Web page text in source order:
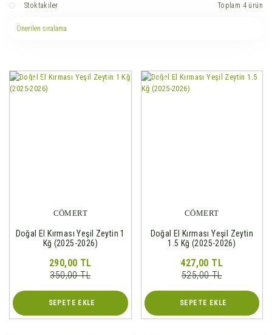
Stoktakiler Toplam 4 ürün
%17
CÖMERT
Doğal El Kırması Yeşil Zeytin 1
Kğ (2025-2026)
290,00 TL
350,00 TL
SEPETE EKLE
%19
CÖMERT
Doğal El Kırması Yeşil Zeytin
1.5 Kğ (2025-2026)
427,00 TL
525,00 TL
SEPETE EKLE